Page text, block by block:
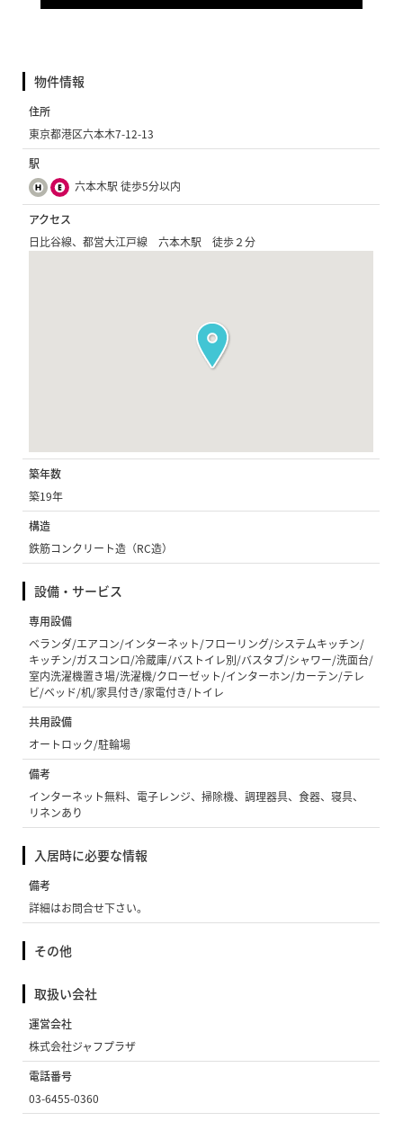
物件情報
住所
東京都港区六本木7-12-13
駅
六本木駅 徒歩5分以内
アクセス
日比谷線、都営大江戸線 六本木駅 徒歩２分
築年数
築19年
構造
鉄筋コンクリート造（RC造）
設備・サービス
専用設備
ベランダ/エアコン/インターネット/フローリング/システムキッチン/
キッチン/ガスコンロ/冷蔵庫/バストイレ別/バスタブ/シャワー/洗面台/
室内洗濯機置き場/洗濯機/クローゼット/インターホン/カーテン/テレ
ビ/ベッド/机/家具付き/家電付き/トイレ
共用設備
オートロック/駐輪場
備考
インターネット無料、電子レンジ、掃除機、調理器具、食器、寝具、
リネンあり
入居時に必要な情報
備考
詳細はお問合せ下さい。
その他
取扱い会社
運営会社
株式会社ジャフプラザ
電話番号
03-6455-0360